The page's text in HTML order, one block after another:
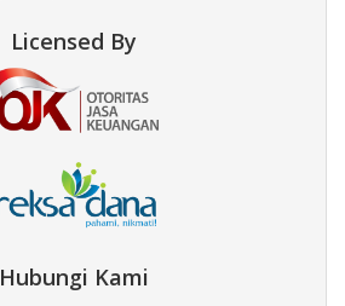
Licensed By
Hubungi Kami